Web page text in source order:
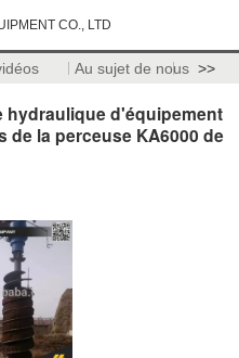
CO., LTD
Au sujet de nous >>
d'équipement
la perceuse KA6000 de